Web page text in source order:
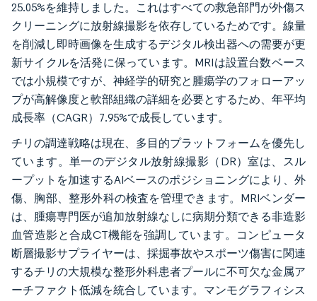
25.05%を維持しました。これはすべての救急部門が外傷ス
クリーニングに放射線撮影を依存しているためです。線量
を削減し即時画像を生成するデジタル検出器への需要が更
新サイクルを活発に保っています。MRIは設置台数ベース
では小規模ですが、神経学的研究と腫瘍学のフォローアッ
プが高解像度と軟部組織の詳細を必要とするため、年平均
成長率（CAGR）7.95%で成長しています。
チリの調達戦略は現在、多目的プラットフォームを優先し
ています。単一のデジタル放射線撮影（DR）室は、スル
ープットを加速するAIベースのポジショニングにより、外
傷、胸部、整形外科の検査を管理できます。MRIベンダー
は、腫瘍専門医が追加放射線なしに病期分類できる非造影
血管造影と合成CT機能を強調しています。コンピュータ
断層撮影サプライヤーは、採掘事故やスポーツ傷害に関連
するチリの大規模な整形外科患者プールに不可欠な金属ア
ーチファクト低減を統合しています。マンモグラフィシス